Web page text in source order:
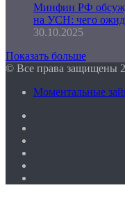
Минфин РФ
на УСН: чего
30.10.2025
Показать больше
© Все права защищены
Моментальные